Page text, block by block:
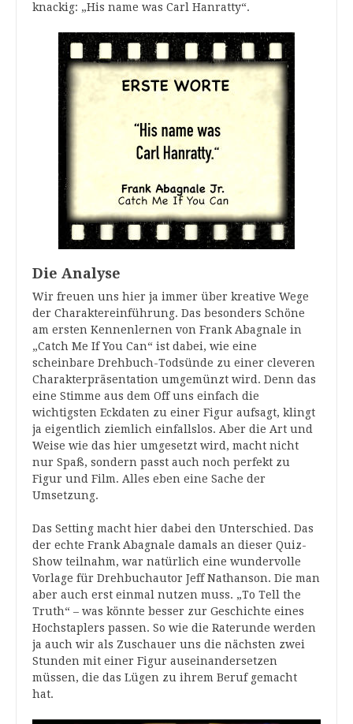
knackig: „His name was Carl Hanratty“.
Die Analyse
Wir freuen uns hier ja immer über kreative Wege
der Charaktereinführung. Das besonders Schöne
am ersten Kennenlernen von Frank Abagnale in
„Catch Me If You Can“ ist dabei, wie eine
scheinbare Drehbuch-Todsünde zu einer cleveren
Charakterpräsentation umgemünzt wird. Denn das
eine Stimme aus dem Off uns einfach die
wichtigsten Eckdaten zu einer Figur aufsagt, klingt
ja eigentlich ziemlich einfallslos. Aber die Art und
Weise wie das hier umgesetzt wird, macht nicht
nur Spaß, sondern passt auch noch perfekt zu
Figur und Film. Alles eben eine Sache der
Umsetzung.
Das Setting macht hier dabei den Unterschied. Das
der echte Frank Abagnale damals an dieser Quiz-
Show teilnahm, war natürlich eine wundervolle
Vorlage für Drehbuchautor Jeff Nathanson. Die man
aber auch erst einmal nutzen muss. „To Tell the
Truth“ – was könnte besser zur Geschichte eines
Hochstaplers passen. So wie die Raterunde werden
ja auch wir als Zuschauer uns die nächsten zwei
Stunden mit einer Figur auseinandersetzen
müssen, die das Lügen zu ihrem Beruf gemacht
hat.